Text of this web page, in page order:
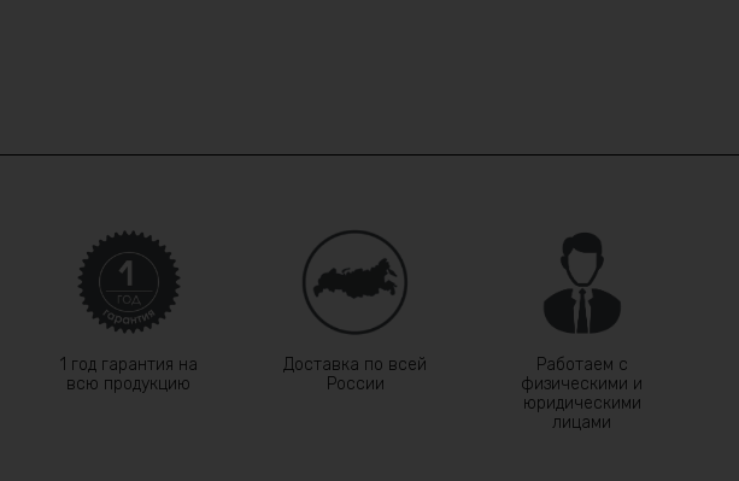
1 год гарантия на
всю продукцию
Доставка по всей
России
Работаем с
физическими и
юридическими
лицами